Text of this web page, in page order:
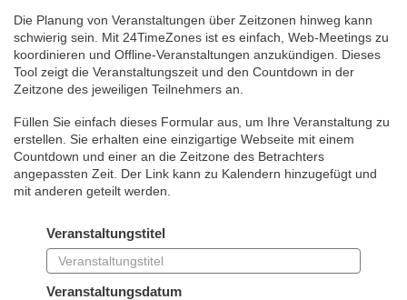
Die Planung von Veranstaltungen über Zeitzonen hinweg kann
schwierig sein. Mit 24TimeZones ist es einfach, Web-Meetings zu
koordinieren und Offline-Veranstaltungen anzukündigen. Dieses
Tool zeigt die Veranstaltungszeit und den Countdown in der
Zeitzone des jeweiligen Teilnehmers an.
Füllen Sie einfach dieses Formular aus, um Ihre Veranstaltung zu
erstellen. Sie erhalten eine einzigartige Webseite mit einem
Countdown und einer an die Zeitzone des Betrachters
angepassten Zeit. Der Link kann zu Kalendern hinzugefügt und
mit anderen geteilt werden.
Veranstaltungstitel
Veranstaltungsdatum